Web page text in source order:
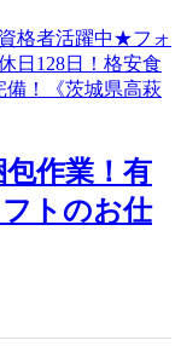
作業！有
トのお仕